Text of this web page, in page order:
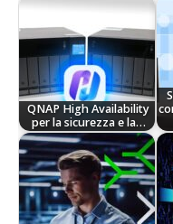
QNAP High Availability
per la sicurezza e la…